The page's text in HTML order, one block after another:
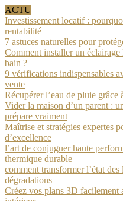
ACTU
Investissement locatif :
rentabilité
7 astuces naturelles pour
Comment installer un
bain ?
9 vérifications indispensables
vente
Récupérer l’eau de pluie grâce
Vider la maison d’un parent :
prépare vraiment
Maîtrise et stratégies expertes
d’excellence
l’art de conjuguer haute
thermique durable
comment transformer l’état
dégradations
Créez vos plans 3D facilement